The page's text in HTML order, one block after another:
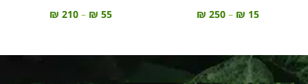
₪ 15
–
₪ 250
₪ 55
–
₪ 210